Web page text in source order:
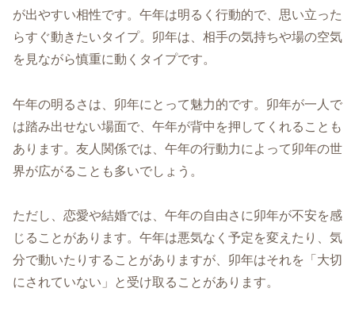
が出やすい相性です。午年は明るく行動的で、思い立った
らすぐ動きたいタイプ。卯年は、相手の気持ちや場の空気
を見ながら慎重に動くタイプです。
午年の明るさは、卯年にとって魅力的です。卯年が一人で
は踏み出せない場面で、午年が背中を押してくれることも
あります。友人関係では、午年の行動力によって卯年の世
界が広がることも多いでしょう。
ただし、恋愛や結婚では、午年の自由さに卯年が不安を感
じることがあります。午年は悪気なく予定を変えたり、気
分で動いたりすることがありますが、卯年はそれを「大切
にされていない」と受け取ることがあります。